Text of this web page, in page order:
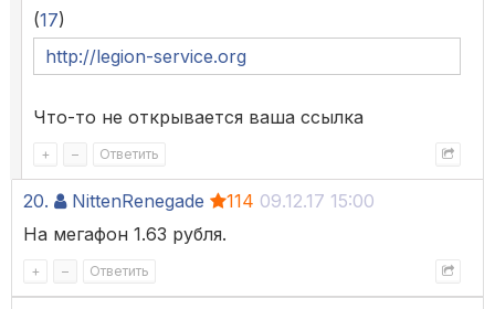
(17)
http://legion-service.org
Что-то не открывается ваша ссылка
+ – Ответить
20. NittenRenegade 114 09.12.17 15:00
На мегафон 1.63 рубля.
+ – Ответить